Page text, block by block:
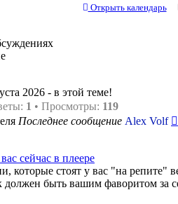
Открыть календарь
2026 - в этой теме!
1 • Просмотры: 119
Последнее сообщение Alex Volf
сейчас в плеере
стоят у вас "на репите"
должен быть вашим фаворитом за